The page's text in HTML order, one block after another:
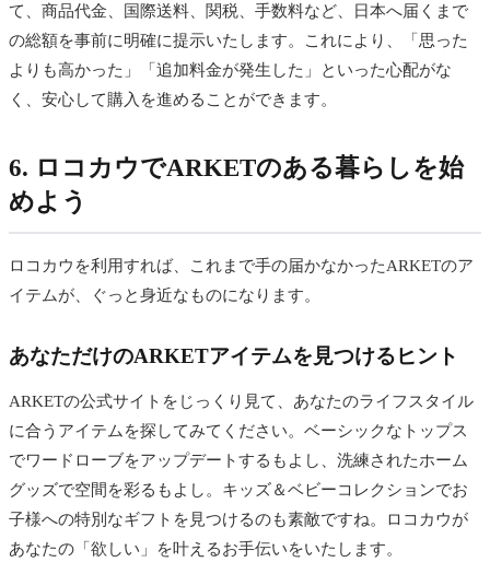
て、商品代金、国際送料、関税、手数料など、日本へ届くまで
の総額を事前に明確に提示いたします。これにより、「思った
よりも高かった」「追加料金が発生した」といった心配がな
く、安心して購入を進めることができます。
6. ロコカウでARKETのある暮らしを始
めよう
ロコカウを利用すれば、これまで手の届かなかったARKETのア
イテムが、ぐっと身近なものになります。
あなただけのARKETアイテムを見つけるヒント
ARKETの公式サイトをじっくり見て、あなたのライフスタイル
に合うアイテムを探してみてください。ベーシックなトップス
でワードローブをアップデートするもよし、洗練されたホーム
グッズで空間を彩るもよし。キッズ＆ベビーコレクションでお
子様への特別なギフトを見つけるのも素敵ですね。ロコカウが
あなたの「欲しい」を叶えるお手伝いをいたします。